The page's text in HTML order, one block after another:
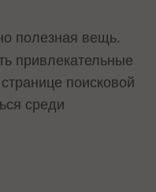
полезная вещь.
привлекательные
поисковой
среди